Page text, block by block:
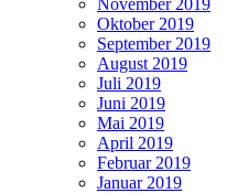
Oktober 2019
September 2019
August 2019
Juli 2019
Juni 2019
Mai 2019
April 2019
Februar 2019
Januar 2019